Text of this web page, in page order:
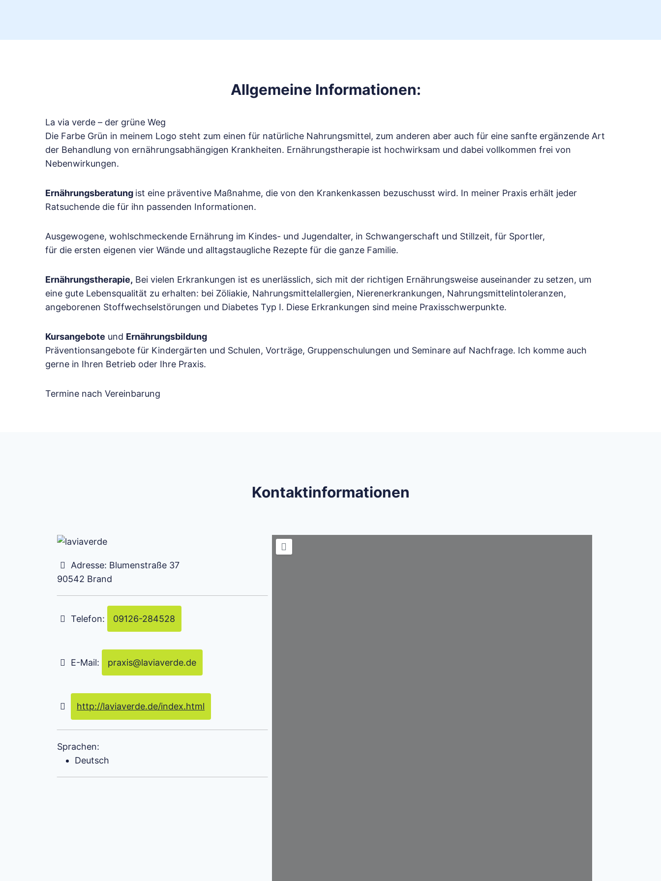
Allgemeine Informationen:
La via verde – der grüne Weg
Die Farbe Grün in meinem Logo steht zum einen für natürliche Nahrungsmittel, zum anderen aber auch für eine sanfte ergänzende Art
der Behandlung von ernährungsabhängigen Krankheiten. Ernährungstherapie ist hochwirksam und dabei vollkommen frei von
Nebenwirkungen.
Ernährungsberatung ist eine präventive Maßnahme, die von den Krankenkassen bezuschusst wird. In meiner Praxis erhält jeder
Ratsuchende die für ihn passenden Informationen.
Ausgewogene, wohlschmeckende Ernährung im Kindes- und Jugendalter, in Schwangerschaft und Stillzeit, für Sportler,
für die ersten eigenen vier Wände und alltagstaugliche Rezepte für die ganze Familie.
Ernährungstherapie, Bei vielen Erkrankungen ist es unerlässlich, sich mit der richtigen Ernährungsweise auseinander zu setzen, um
eine gute Lebensqualität zu erhalten: bei Zöliakie, Nahrungsmittelallergien, Nierenerkrankungen, Nahrungsmittelintoleranzen,
angeborenen Stoffwechselstörungen und Diabetes Typ I. Diese Erkrankungen sind meine Praxisschwerpunkte.
Kursangebote und Ernährungsbildung
Präventionsangebote für Kindergärten und Schulen, Vorträge, Gruppenschulungen und Seminare auf Nachfrage. Ich komme auch
gerne in Ihren Betrieb oder Ihre Praxis.
Termine nach Vereinbarung
Kontaktinformationen
Adresse: Blumenstraße 37
90542 Brand
Telefon: 09126-284528
E-Mail: praxis@laviaverde.de
http://laviaverde.de/index.html
Sprachen:
Deutsch